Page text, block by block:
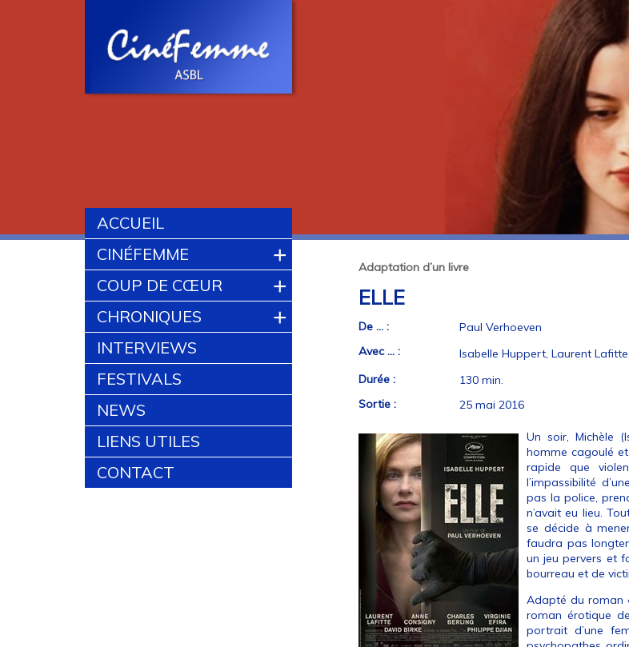
ACCUEIL
CINÉFEMME
+
COUP DE CŒUR +
CHRONIQUES +
INTERVIEWS
FESTIVALS
NEWS
LIENS UTILES
CONTACT
Adaptation d’un livre
ELLE
De ... :
Paul Verhoeven
Avec ... :
Isabelle Huppert, Laurent
Durée :
130 min.
Sortie :
25 mai 2016
Un soir, Michèle
homme cagoulé
rapide que
l’impassibilité
pas la police,
n’avait eu lieu.
se décide à
faudra pas
un jeu pervers et
bourreau et de
Adapté du roman
roman érotique
portrait d’une